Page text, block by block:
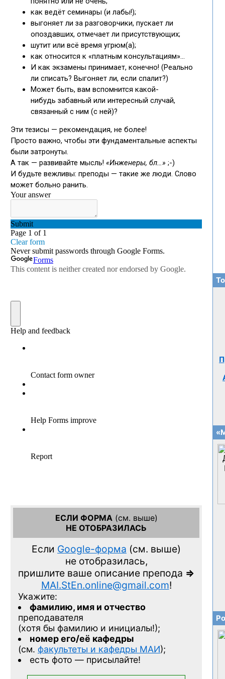
ЕСЛИ ФОРМА(см. выше)
НЕ ОТОБРАЗИЛАСЬ
Если Google-форма (см. выше)
не отобразилась,
пришлите ваше описание препода =>
MAI.StEn.online@gmail.com!
Укажите:
фамилию, имя и отчество
преподавателя
(хотя бы фамилию и инициалы!);
номер его/её кафедры
(см. факультеты и кафедры МАИ);
есть фото — присылайте!